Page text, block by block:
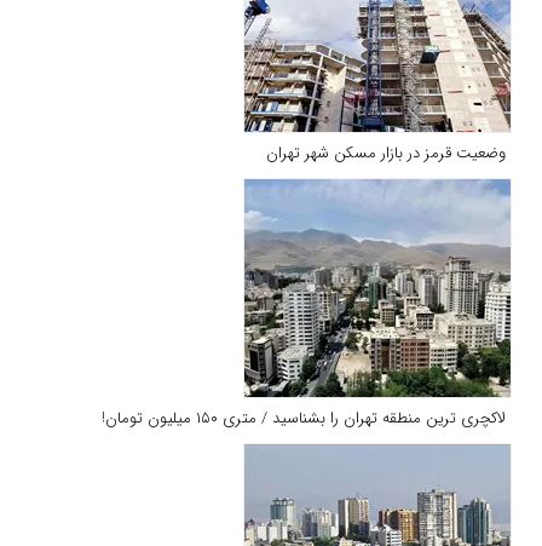
وضعیت قرمز در بازار مسکن شهر تهران
لاکچری ترین منطقه تهران را بشناسید / متری ۱۵۰ میلیون تومان!